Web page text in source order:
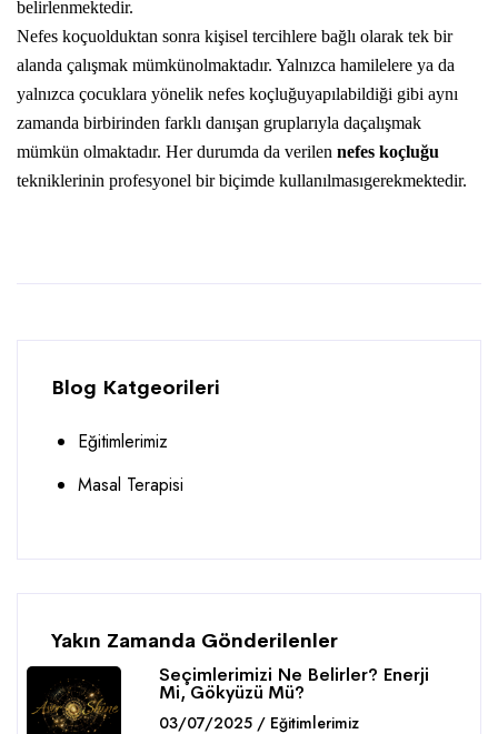
belirlenmektedir.
Nefes koçuolduktan sonra kişisel tercihlere bağlı olarak tek bir
alanda çalışmak mümkünolmaktadır. Yalnızca hamilelere ya da
yalnızca çocuklara yönelik nefes koçluğuyapılabildiği gibi aynı
zamanda birbirinden farklı danışan gruplarıyla daçalışmak
mümkün olmaktadır. Her durumda da verilen nefes koçluğu
tekniklerinin profesyonel bir biçimde kullanılmasıgerekmektedir.
Blog Katgeorileri
Eğitimlerimiz
Masal Terapisi
Yakın Zamanda Gönderilenler
Seçimlerimizi Ne Belirler? Enerji
Mi, Gökyüzü Mü?
03/07/2025 / Eğitimlerimiz